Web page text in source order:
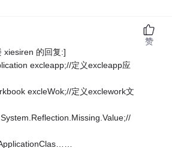
xiesiren 的回复:]
excleapp;//定义excleapp应
excleWok;//定义exclework文
赞